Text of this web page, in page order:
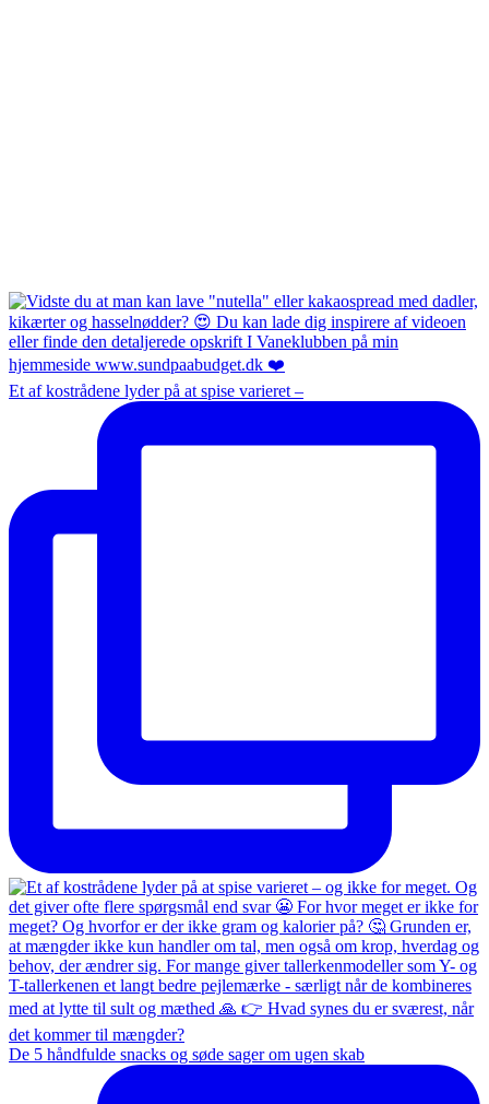
Et af kostrådene lyder på at spise varieret –
De 5 håndfulde snacks og søde sager om ugen skab